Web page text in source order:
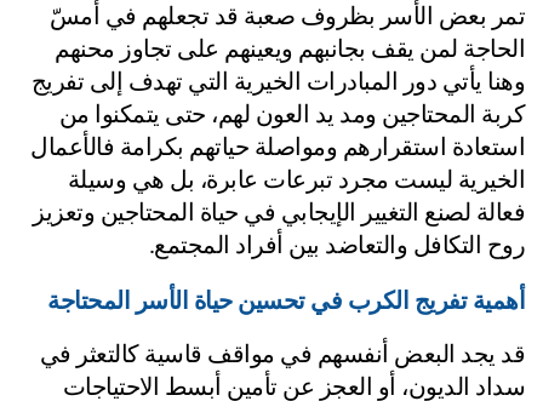
تمر بعض الأسر بظروف صعبة قد تجعلهم في أمسّ
الحاجة لمن يقف بجانبهم ويعينهم على تجاوز محنهم
وهنا يأتي دور المبادرات الخيرية التي تهدف إلى تفريج
كربة المحتاجين ومد يد العون لهم، حتى يتمكنوا من
استعادة استقرارهم ومواصلة حياتهم بكرامة فالأعمال
الخيرية ليست مجرد تبرعات عابرة، بل هي وسيلة
فعالة لصنع التغيير الإيجابي في حياة المحتاجين وتعزيز
التكافل والتعاضد بين أفراد المجتمع.
تفريج الكرب في تحسين حياة الأسر المحتاجة
قد يجد البعض أنفسهم في مواقف قاسية كالتعثر في
سداد الديون، أو العجز عن تأمين أبسط الاحتياجات